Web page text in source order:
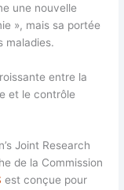
une nouvelle
», mais sa portée
maladies.
entre la
et le contrôle
Joint Research
de la Commission
est conçue pour